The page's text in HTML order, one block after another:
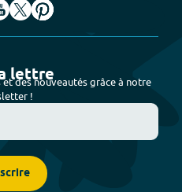
lettre
des nouveautés grâce à notre
!